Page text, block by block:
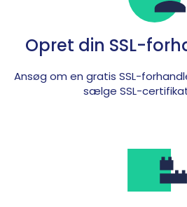
Opret din SSL-
Ansøg om en gratis SSL-
sælge SSL-